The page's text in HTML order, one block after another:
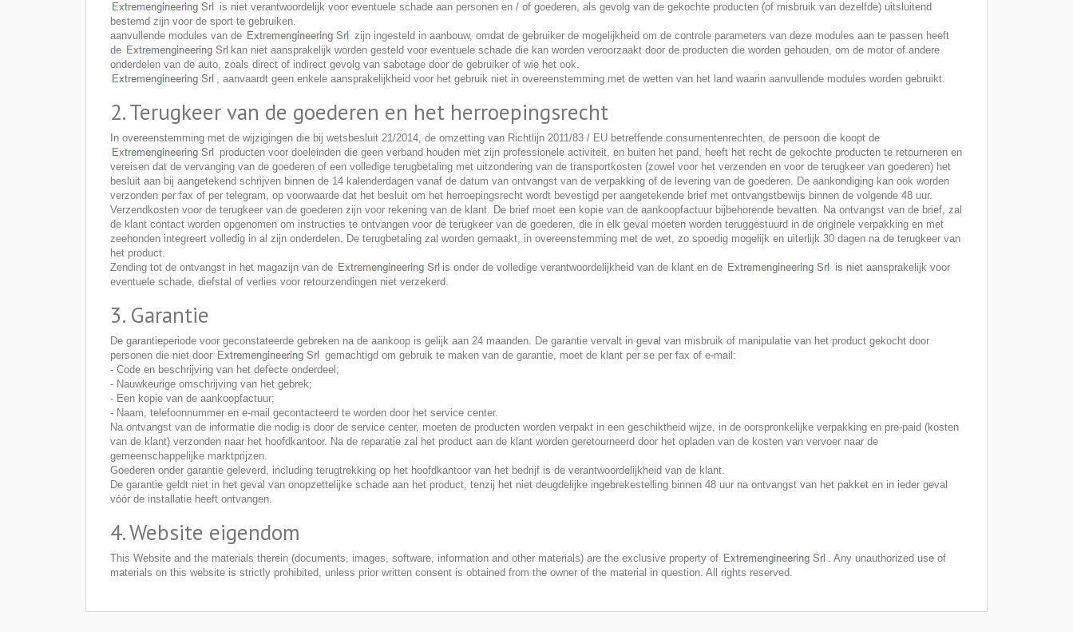
is niet verantwoordelijk voor eventuele schade aan personen en / of goederen, als gevolg van de gekochte producten (of misbruik van dezelfde) uitsluitend
bestemd zijn voor de sport te gebruiken.
aanvullende modules van de
zijn ingesteld in aanbouw, omdat de gebruiker de mogelijkheid om de controle parameters van deze modules aan te passen heeft
de
kan niet aansprakelijk worden gesteld voor eventuele schade die kan worden veroorzaakt door de producten die worden gehouden, om de motor of andere
onderdelen van de auto, zoals direct of indirect gevolg van sabotage door de gebruiker of wie het ook.
, aanvaardt geen enkele aansprakelijkheid voor het gebruik niet in overeenstemming met de wetten van het land waarin aanvullende modules worden gebruikt.
2. Terugkeer van de goederen en het herroepingsrecht
In overeenstemming met de wijzigingen die bij wetsbesluit 21/2014, de omzetting van Richtlijn 2011/83 / EU betreffende consumentenrechten, de persoon die koopt de
producten voor doeleinden die geen verband houden met zijn professionele activiteit, en buiten het pand, heeft het recht de gekochte producten te retourneren en
vereisen dat de vervanging van de goederen of een volledige terugbetaling met uitzondering van de transportkosten (zowel voor het verzenden en voor de terugkeer van goederen) het
besluit aan bij aangetekend schrijven binnen de 14 kalenderdagen vanaf de datum van ontvangst van de verpakking of de levering van de goederen. De aankondiging kan ook worden
verzonden per fax of per telegram, op voorwaarde dat het besluit om het herroepingsrecht wordt bevestigd per aangetekende brief met ontvangstbewijs binnen de volgende 48 uur.
Verzendkosten voor de terugkeer van de goederen zijn voor rekening van de klant. De brief moet een kopie van de aankoopfactuur bijbehorende bevatten. Na ontvangst van de brief, zal
de klant contact worden opgenomen om instructies te ontvangen voor de terugkeer van de goederen, die in elk geval moeten worden teruggestuurd in de originele verpakking en met
zeehonden integreert volledig in al zijn onderdelen. De terugbetaling zal worden gemaakt, in overeenstemming met de wet, zo spoedig mogelijk en uiterlijk 30 dagen na de terugkeer van
het product.
Zending tot de ontvangst in het magazijn van de
is onder de volledige verantwoordelijkheid van de klant en de
is niet aansprakelijk voor
eventuele schade, diefstal of verlies voor retourzendingen niet verzekerd.
3. Garantie
De garantieperiode voor geconstateerde gebreken na de aankoop is gelijk aan 24 maanden. De garantie vervalt in geval van misbruik of manipulatie van het product gekocht door
personen die niet door
gemachtigd om gebruik te maken van de garantie, moet de klant per se per fax of e-mail:
- Code en beschrijving van het defecte onderdeel;
- Nauwkeurige omschrijving van het gebrek;
- Een kopie van de aankoopfactuur;
- Naam, telefoonnummer en e-mail gecontacteerd te worden door het service center.
Na ontvangst van de informatie die nodig is door de service center, moeten de producten worden verpakt in een geschiktheid wijze, in de oorspronkelijke verpakking en pre-paid (kosten
van de klant) verzonden naar het hoofdkantoor. Na de reparatie zal het product aan de klant worden geretourneerd door het opladen van de kosten van vervoer naar de
gemeenschappelijke marktprijzen.
Goederen onder garantie geleverd, including terugtrekking op het hoofdkantoor van het bedrijf is de verantwoordelijkheid van de klant.
De garantie geldt niet in het geval van onopzettelijke schade aan het product, tenzij het niet deugdelijke ingebrekestelling binnen 48 uur na ontvangst van het pakket en in ieder geval
vóór de installatie heeft ontvangen.
4. Website eigendom
This Website and the materials therein (documents, images, software, information and other materials) are the exclusive property of
. Any unauthorized use of
materials on this website is strictly prohibited, unless prior written consent is obtained from the owner of the material in question. All rights reserved.